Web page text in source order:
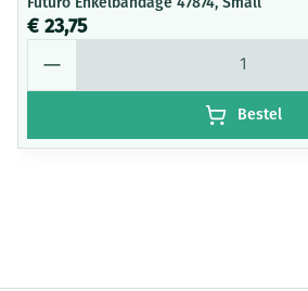
€ 23,75
Bestel